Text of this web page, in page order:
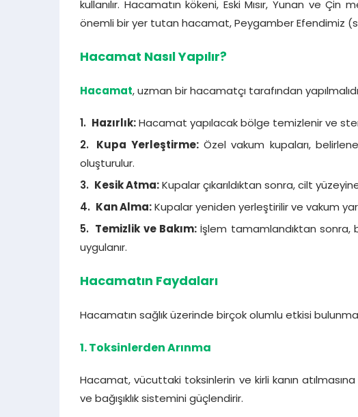
kullanılır. Hacamatın kökeni, Eski Mısır, Yunan ve
önemli bir yer tutan hacamat, Peygamber Efendimiz
Hacamat Nasıl Yapılır?
Hacamat, uzman bir hacamatçı tarafından
Hazırlık: Hacamat yapılacak bölge temizlenir ve
Kupa Yerleştirme:Özel vakum kupaları,
oluşturulur.
Kesik Atma: Kupalar çıkarıldıktan sonra, cilt
Kan Alma: Kupalar yeniden yerleştirilir ve vakum
Temizlik ve Bakım: İşlem tamamlandıktan
uygulanır.
Hacamatın Faydaları
Hacamatın sağlık üzerinde birçok olumlu etkisi
1. Toksinlerden Arınma
Hacamat, vücuttaki toksinlerin ve kirli kanın
ve bağışıklık sistemini güçlendirir.